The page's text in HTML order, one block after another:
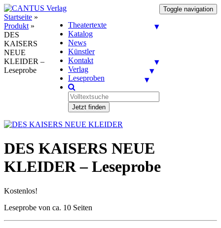
Toggle navigation
Theatertexte
Katalog
News
Künstler
Kontakt
Verlag
Leseproben
Jetzt finden
Startseite »
Produkt »
DES
KAISERS
NEUE
KLEIDER –
Leseprobe
DES KAISERS NEUE
KLEIDER – Leseprobe
Kostenlos!
Leseprobe von ca. 10 Seiten